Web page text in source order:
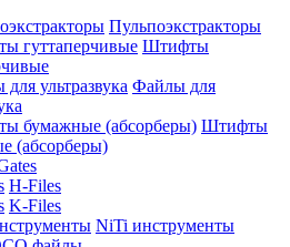
Пульпоэкстракторы
Штифты
Файлы для
Штифты
(абсорберы)
H-Files
K-Files
NiTi инструменты